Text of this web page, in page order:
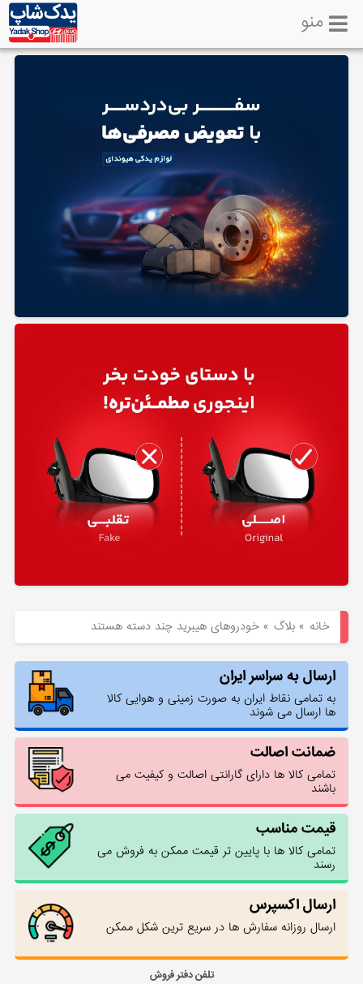
لوازم
منو
خانه »بلاگ » خودروهای هیبرید چند دسته هستند
ارسال به سراسر ایران
به تمامی نقاط ایران به صورت زمینی و هوایی کالا
ها ارسال می شوند
ضمانت اصالت
تمامی کالا ها دارای گارانتی اصالت و کیفیت می
باشند
قیمت مناسب
تمامی کالا ها با پایین تر قیمت ممکن به فروش می
رسند
ارسال اکسپرس
ارسال روزانه سفارش ها در سریع ترین شکل ممکن
تلفن دفتر فروش